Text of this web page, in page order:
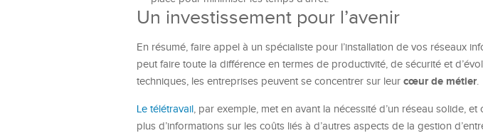
Un investissement pour l’avenir
En résumé, faire appel à un spécialiste pour l’installation de vos réseaux
peut faire toute la différence en termes de productivité, de sécurité et
techniques, les entreprises peuvent se concentrer sur leur cœur de métier.
Le télétravail, par exemple, met en avant la nécessité d’un réseau solide,
plus d’informations sur les coûts liés à d’autres aspects de la gestion